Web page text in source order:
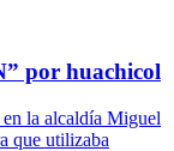
por huachicol
la alcaldía Miguel
que utilizaba